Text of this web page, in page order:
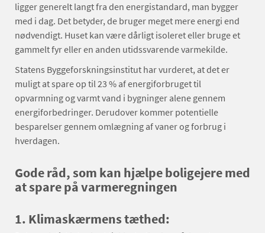
ligger generelt langt fra den energistandard, man bygger
med i dag. Det betyder, de bruger meget mere energi end
nødvendigt. Huset kan være dårligt isoleret eller bruge et
gammelt fyr eller en anden utidssvarende varmekilde.
Statens Byggeforskningsinstitut har vurderet, at det er
muligt at spare op til 23 % af energiforbruget til
opvarmning og varmt vand i bygninger alene gennem
energiforbedringer. Derudover kommer potentielle
besparelser gennem omlægning af vaner og forbrug i
hverdagen.
Gode råd, som kan hjælpe boligejere med
at spare på varmeregningen
1. Klimaskærmens tæthed: